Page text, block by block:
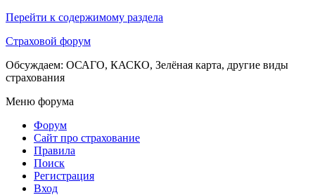
Перейти к содержимому раздела
Страховой форум
Обсуждаем: ОСАГО, КАСКО, Зелёная карта, другие виды
страхования
Меню форума
Форум
Сайт про страхование
Правила
Поиск
Регистрация
Вход